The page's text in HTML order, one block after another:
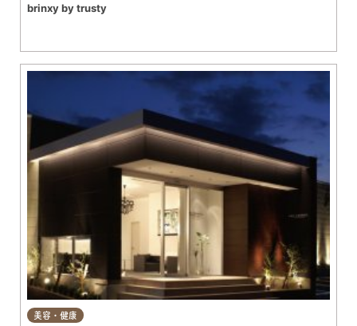
brinxy by trusty
美容・健康